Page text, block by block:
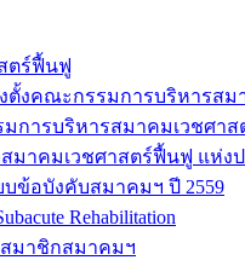
ตร์ฟื้นฟู
ตั้งคณะกรรมการบริหารสม
การบริหารสมาคมเวชศาส
มาคมเวชศาสตร์ฟื้นฟู แห่งป
บข้อบังคับสมาคมฯ ปี 2559
Rehabilitation
มาชิกสมาคมฯ